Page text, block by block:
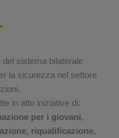
sistema bilaterale
la sicurezza nel settore
in atto iniziative di:
per i giovani,
riqualificazione,